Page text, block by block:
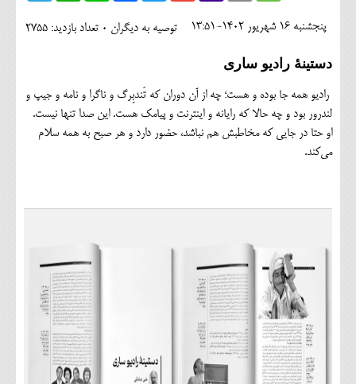
حقوقی
محیط زیست و گردشگری
اقتصادی
خانه
تعداد بازدید: 2755 توصیه به دیگران 0 پنجشنبه 16 شهريور 1402-13:51
دستینۀ رادیو ساری
رادیو همه جا بوده و هست؛ چه از آن دوران که تَندبِرگ و ناگرا و نامه و جیپ و
لندرور بود و چه حالا که رایانه و اینترنت و پیامک هست. این صدا تنها نیست.
او حتا در جایی که مخاطبش هم نباشد، حضور دارد و هر صبح به همه سلام
می‌کند.